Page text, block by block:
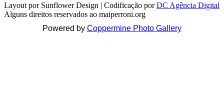
Layout por Sunflower Design | Codificação porDC Agência Digital
Alguns direitos reservados ao maiperroni.org
Powered by Coppermine Photo Gallery